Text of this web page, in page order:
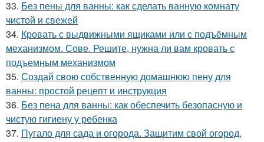
33. Без пены для ванны: как сделать ванную комнату
чистой и свежей
34. Кровать с выдвижными ящиками или с подъёмным
механизмом. Сове. Решите, нужна ли вам кровать с
подъемным механизмом
35. Создай свою собственную домашнюю пену для
ванны: простой рецепт и инструкция
36. Без пена для ванны: как обеспечить безопасную и
чистую гигиену у ребенка
37. Пугало для сада и огорода. Защитим свой огород,